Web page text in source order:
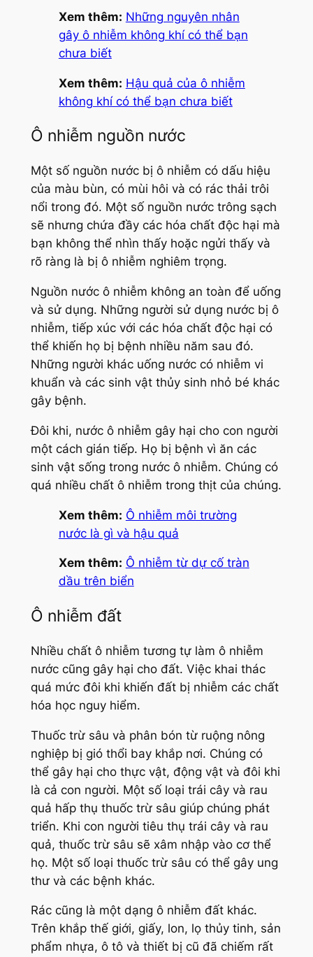
Xem thêm: Những nguyên nhân
gây ô nhiễm không khí có thể bạn
chưa biết
Xem thêm: Hậu quả của ô nhiễm
không khí có thể bạn chưa biết
Ô nhiễm nguồn nước
Một số nguồn nước bị ô nhiễm có dấu hiệu
của màu bùn, có mùi hôi và có rác thải trôi
nổi trong đó. Một số nguồn nước trông sạch
sẽ nhưng chứa đầy các hóa chất độc hại mà
bạn không thể nhìn thấy hoặc ngửi thấy và
rõ ràng là bị ô nhiễm nghiêm trọng.
Nguồn nước ô nhiễm không an toàn để uống
và sử dụng. Những người sử dụng nước bị ô
nhiễm, tiếp xúc với các hóa chất độc hại có
thể khiến họ bị bệnh nhiều năm sau đó.
Những người khác uống nước có nhiễm vi
khuẩn và các sinh vật thủy sinh nhỏ bé khác
gây bệnh.
Đôi khi, nước ô nhiễm gây hại cho con người
một cách gián tiếp. Họ bị bệnh vì ăn các
sinh vật sống trong nước ô nhiễm. Chúng có
quá nhiều chất ô nhiễm trong thịt của chúng.
Xem thêm: Ô nhiễm môi trường
nước là gì và hậu quả
Xem thêm: Ô nhiễm từ dự cố tràn
dầu trên biển
Ô nhiễm đất
Nhiều chất ô nhiễm tương tự làm ô nhiễm
nước cũng gây hại cho đất. Việc khai thác
quá mức đôi khi khiến đất bị nhiễm các chất
hóa học nguy hiểm.
Thuốc trừ sâu và phân bón từ ruộng nông
nghiệp bị gió thổi bay khắp nơi. Chúng có
thể gây hại cho thực vật, động vật và đôi khi
là cả con người. Một số loại trái cây và rau
quả hấp thụ thuốc trừ sâu giúp chúng phát
triển. Khi con người tiêu thụ trái cây và rau
quả, thuốc trừ sâu sẽ xâm nhập vào cơ thể
họ. Một số loại thuốc trừ sâu có thể gây ung
thư và các bệnh khác.
Rác cũng là một dạng ô nhiễm đất khác.
Trên khắp thế giới, giấy, lon, lọ thủy tinh, sản
phẩm nhựa, ô tô và thiết bị cũ đã chiếm rất